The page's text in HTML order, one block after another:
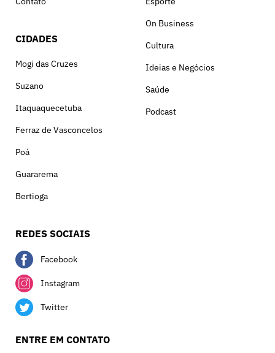
CIDADES
Mogi das Cruzes
Suzano
Itaquaquecetuba
Ferraz de Vasconcelos
Poá
Guararema
Bertioga
On Business
Cultura
Ideias e Negócios
Saúde
Podcast
REDES SOCIAIS
Facebook
Instagram
Twitter
ENTRE EM CONTATO